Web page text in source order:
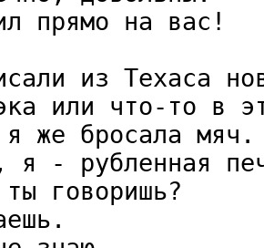
прямо на вас!
из Техаса
или что-то в
же бросала мяч.
я - рубленная
говоришь?